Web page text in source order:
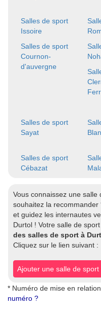
Salles de sport
Issoire
Salles de sport
Cournon-
d'auvergne
Salles de sport
Sayat
Salles de sport
Cébazat
Vous connaissez une
souhaitez la
et guidez les internautes
Durtol ! Votre salle de
des salles de sport à
Cliquez sur le lien suivant :
Ajouter une salle de sport
* Numéro de mise en
numéro ?